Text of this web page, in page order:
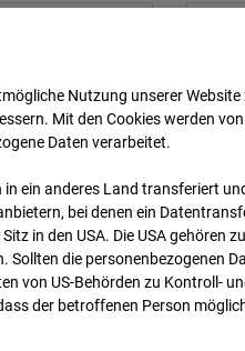
Nutzung unserer Website
Mit den Cookies werden
Daten verarbeitet.
in ein anderes Land transferiert
bei denen ein
in den USA. Die USA gehören
Sollten die personenbezogenen
von US-Behörden zu Kontroll-
der betroffenen Person